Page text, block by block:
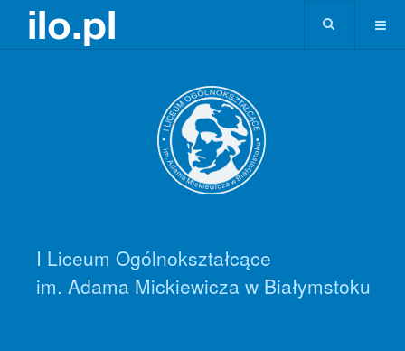
I Liceum Ogólnokształcące
im. Adama Mickiewicza w Białymstoku